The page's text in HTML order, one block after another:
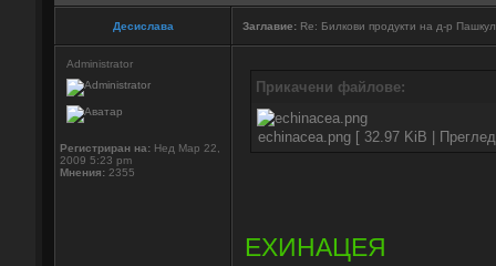
Десислава Заглавие: Re: Билкови продукти на д-р
Administrator
Регистриран на: Нед Мар 22,
2009 5:23 pm
Мнения: 2355
Прикачени файлове:
echinacea.png [ 32.97 KiB |
ЕХИНАЦЕЯ